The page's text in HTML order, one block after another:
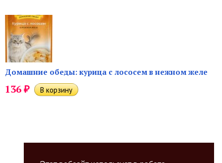
Домашние обеды: курица с лососем в нежном желе
136₽